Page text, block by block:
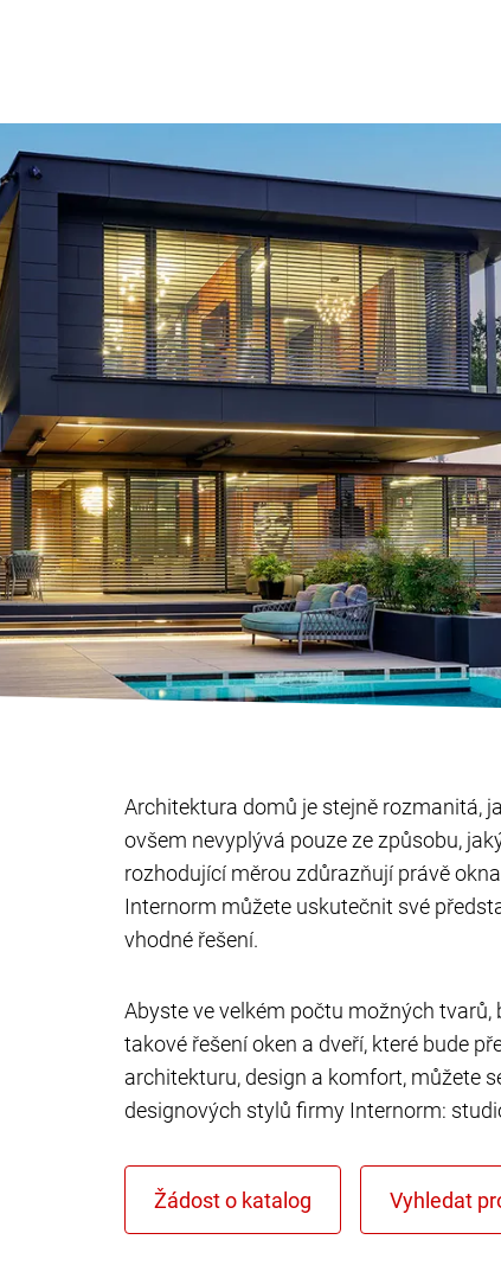
Architektura domů je stejně rozmanitá,
ovšem nevyplývá pouze ze způsobu,
rozhodující měrou zdůrazňují právě
Internorm můžete uskutečnit své
vhodné řešení.
Abyste ve velkém počtu možných
takové řešení oken a dveří, které bude
architekturu, design a komfort, můžete
designových stylů firmy Internorm: